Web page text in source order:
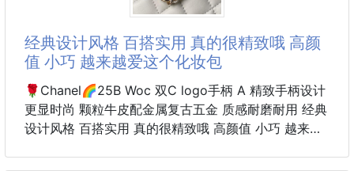
甜度僅一般白糖
一打開盒子就瞬間被掃光的就是它🔥
天然食材＋職人手做
每一口都是精心調配出的完美比例💛
外層微酥、內裡Q彈不黏牙
越吃越順口，一不小心就停不下來！
飽滿蔓越莓果粒酸甜剛剛好😍
经典设计风格 百搭实用 真的很精致哦 高颜
值 小巧 越来越爱这个化妆包
🌹Chanel🌈25B Woc 双C logo手柄 A 精致手柄设计
更显时尚 颗粒牛皮配金属复古五金 质感耐磨耐用 经典
设计风格 百搭实用 真的很精致哦 高颜值 小巧 越来越